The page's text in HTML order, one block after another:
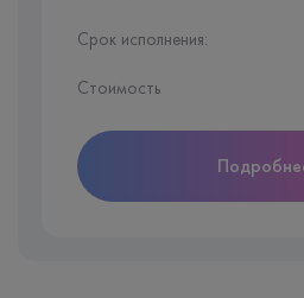
Срок исполнения:
Стоимость